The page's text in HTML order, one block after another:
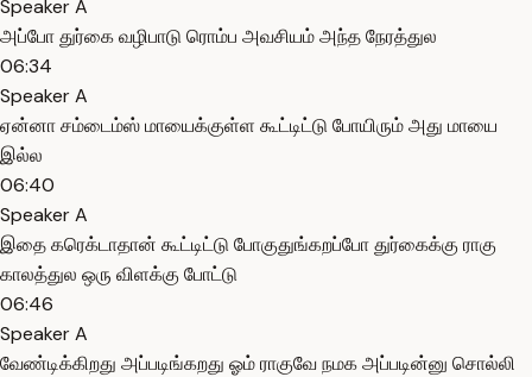
Speaker A
அப்போ துர்கை வழிபாடு ரொம்ப அவசியம் அந்த நேரத்துல
06:34
Speaker A
ஏன்னா சம்டைம்ஸ் மாயைக்குள்ள கூட்டிட்டு போயிரும் அது மாயை
இல்ல
06:40
Speaker A
இதை கரெக்டாதான் கூட்டிட்டு போகுதுங்கறப்போ துர்கைக்கு ராகு
காலத்துல ஒரு விளக்கு போட்டு
06:46
Speaker A
வேண்டிக்கிறது அப்படிங்கறது ஓம் ராகுவே நமக அப்படின்னு சொல்லி